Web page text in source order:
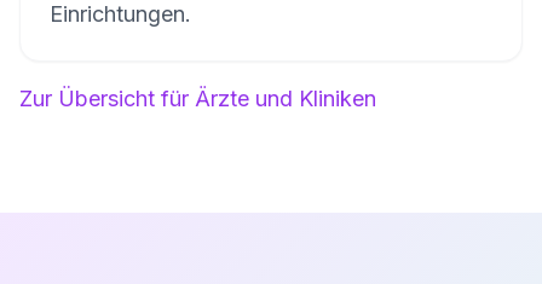
Einrichtungen.
Zur Übersicht für Ärzte und Kliniken